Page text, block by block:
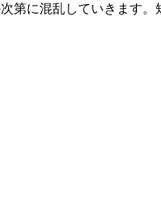
に混乱していきます。